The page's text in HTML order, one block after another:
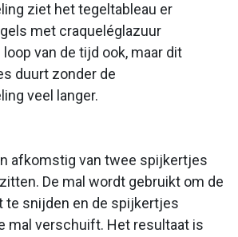
ziet het tegeltableau er
met craqueléglazuur
van de tijd ook, maar dit
duurt zonder de
veel langer.
afkomstig van twee spijkertjes
De mal wordt gebruikt om de
te snijden en de spijkertjes
mal verschuift. Het resultaat is